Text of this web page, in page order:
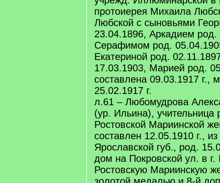
протоиерея Михаила
Любской с сыновьями
23.04.1896, Аркадием род.
Серафимом род.
Екатериной род.
17.03.1903, Марией род.
составлена 09.03.1917 г.,
25.02.1917 г.
л.61 – Любомудрова
(ур. Ильина), учительница
Ростовской Мариинской
составлен 12.05.1910 г.,
Ярославской губ., род.
дом на Покровской ул. в г.
Ростовскую Мариинскую